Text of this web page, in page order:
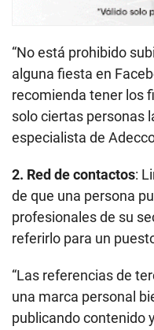
“No está prohibido
alguna fiesta en
recomienda tener los
solo ciertas personas
especialista de
2. Red de contactos:
de que una persona
profesionales de su
referirlo para un
“Las referencias de
una marca personal
publicando contenido